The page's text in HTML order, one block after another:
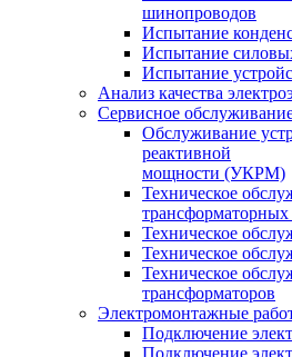
шинопроводов
Испытание
Испытание
Испытание
Анализ качества
Сервисное
Обслуживание
реактивной
мощности (УКРМ)
Техническое
Техническое
Техническое
Техническое
трансформаторов
Электромонтажные
Подключение
Подключение